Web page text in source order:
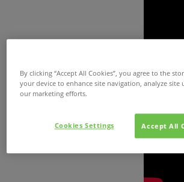
By clicking “Accept All Cookies”, you agree to the
your device to enhance site navigation, analyze site
our marketing efforts.
Accept All
Cookies Settings